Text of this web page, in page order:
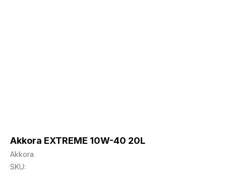
Akkora EXTREME 10W-40 20L
Akkora
SKU: